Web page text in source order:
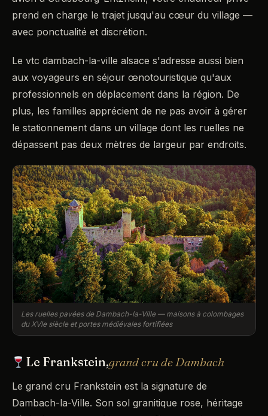
prend en charge le trajet jusqu'au cœur du village —
avec ponctualité et discrétion.
Le vtc dambach-la-ville alsace s'adresse aussi bien
aux voyageurs en séjour œnotouristique qu'aux
professionnels en déplacement dans la région. De
plus, les familles apprécient de ne pas avoir à gérer
le stationnement dans un village dont les ruelles ne
dépassent pas deux mètres de largeur par endroits.
Les ruelles pavées de Dambach-la-Ville — maisons à colombages
du XVIe siècle et portes médiévales fortifiées
Le Frankstein,grand cru de Dambach
Le grand cru Frankstein est la signature de
Dambach-la-Ville. Son sol granitique rose, héritage